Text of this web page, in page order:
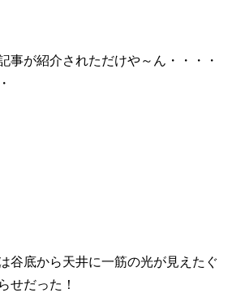
事が紹介されただけや～ん・・・・
谷底から天井に一筋の光が見えたぐ
せだった！